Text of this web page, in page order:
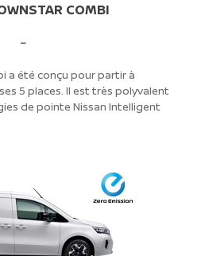
COMBI
–
a été conçu pour partir à
5 places. Il est très polyvalent
de pointe Nissan Intelligent